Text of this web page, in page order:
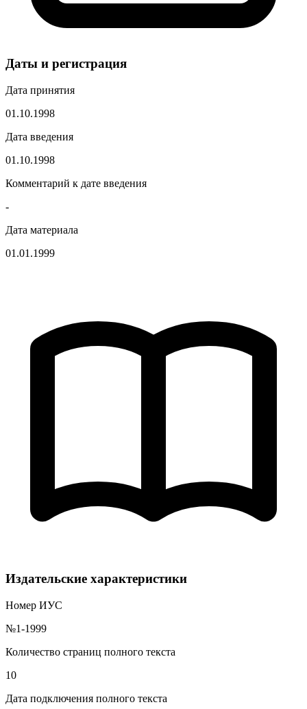
Даты и регистрация
Дата принятия
01.10.1998
Дата введения
01.10.1998
Комментарий к дате введения
-
Дата материала
01.01.1999
Издательские характеристики
Номер ИУС
№1-1999
Количество страниц полного текста
10
Дата подключения полного текста